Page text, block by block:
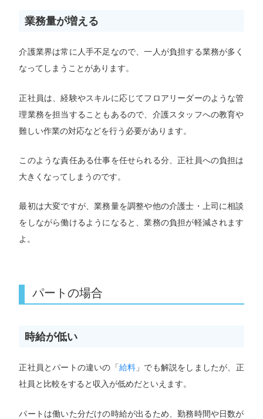
業務量が増える
介護業界は常に人手不足なので、一人が負担する業務が多く
なってしまうことがあります。
正社員は、経験やスキルに応じてフロアリーダーのような管
理業務を担当することもあるので、介護スタッフへの教育や
難しい作業の対応などを行う必要があります。
このような責任ある仕事を任せられる分、正社員への負担は
大きくなってしまうのです。
最初は大変ですが、業務量を調整や他の介護士・上司に相談
をしながら働けるようになると、業務の負担が軽減されます
よ。
パートの場合
時給が低い
正社員とパートの違いの「給料 」でも解説をしましたが、正
社員と比較をすると収入が低めだといえます。
パートは働いた分だけの時給が出るため、勤務時間や日数が